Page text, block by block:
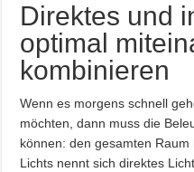
Direktes und
optimal
kombinieren
Wenn es morgens schnell
möchten, dann muss die
können: den gesamten
Lichts nennt sich direktes